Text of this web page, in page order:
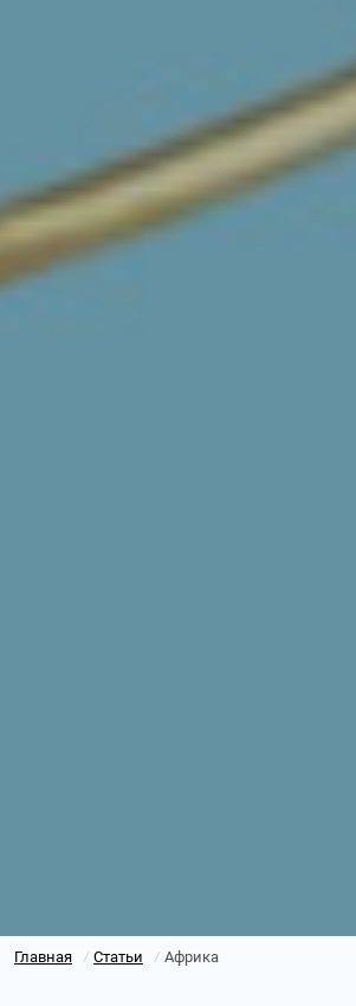
Главная / Статьи / Африка